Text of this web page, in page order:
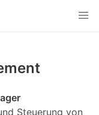
Steuerung von